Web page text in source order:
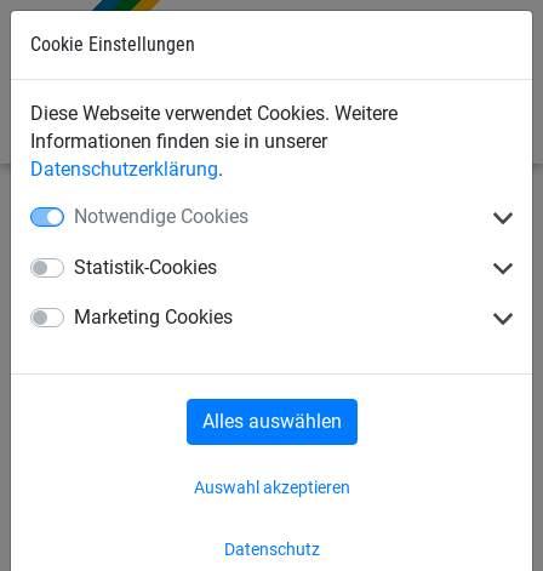
Cookie Einstellungen
Diese Webseite verwendet Cookies. Weitere
Informationen finden sie in unserer
Datenschutzerklärung.
Notwendige Cookies
Statistik-Cookies
Marketing Cookies
Datenschutz
Auswahl akzeptieren
Alles auswählen
Industrienetze
Abdecknetze und -planen
Tarpaulinplane,
luftundurchlässig